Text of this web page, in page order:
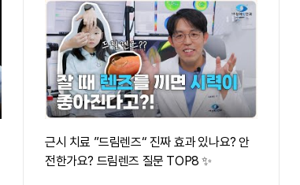
근시 치료 ”드림렌즈“ 진짜 효과 있나요? 안
전한가요? 드림렌즈 질문 TOP8 ✨